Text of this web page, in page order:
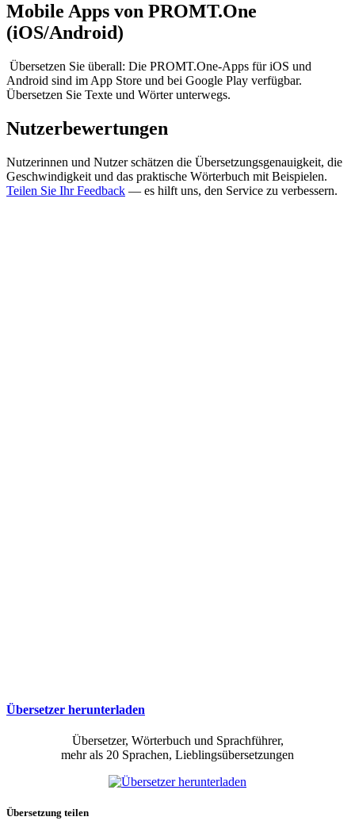
Mobile Apps von PROMT.One
(iOS/Android)
Übersetzen Sie überall: Die PROMT.One-Apps für iOS und
Android sind im App Store und bei Google Play verfügbar.
Übersetzen Sie Texte und Wörter unterwegs.
Nutzerbewertungen
Nutzerinnen und Nutzer schätzen die Übersetzungsgenauigkeit, die
Geschwindigkeit und das praktische Wörterbuch mit Beispielen.
Teilen Sie Ihr Feedback — es hilft uns, den Service zu verbessern.
Übersetzer herunterladen
Übersetzer, Wörterbuch und Sprachführer,
mehr als 20 Sprachen, Lieblingsübersetzungen
Übersetzung teilen